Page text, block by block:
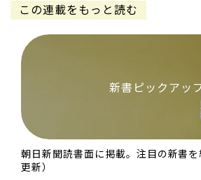
この連載をもっと読む
新書ピックアッ
朝日新聞読書面に掲載。注目の新書
更新）